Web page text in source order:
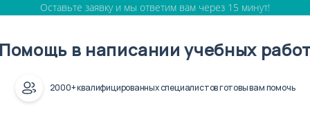
Оставьте заявку и мы ответим вам через 15 минут!
в написании учебных работ
2000+ квалифицированных специалистов готовы вам помочь